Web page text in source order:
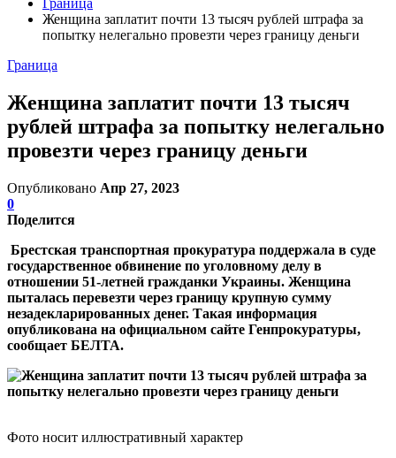
Граница
Женщина заплатит почти 13 тысяч рублей штрафа за
попытку нелегально провезти через границу деньги
Граница
Женщина заплатит почти 13 тысяч
рублей штрафа за попытку нелегально
провезти через границу деньги
Опубликовано Апр 27, 2023
0
Поделится
Брестская транспортная прокуратура поддержала в суде
государственное обвинение по уголовному делу в
отношении 51-летней гражданки Украины. Женщина
пыталась перевезти через границу крупную сумму
незадекларированных денег. Такая информация
опубликована на официальном сайте Генпрокуратуры,
сообщает БЕЛТА.
Фото носит иллюстративный характер